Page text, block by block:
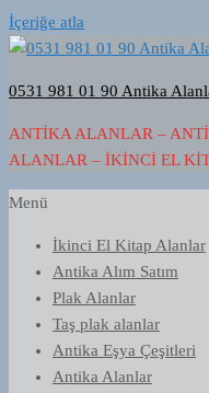
İçeriğe atla
0531 981 01 90 Antika
ANTIKA ALANLAR –
ALANLAR – İKINCI EL
Menü
İkinci El Kitap Alanlar
Antika Alım Satım
Plak Alanlar
Taş plak alanlar
Antika Eşya Çeşitleri
Antika Alanlar